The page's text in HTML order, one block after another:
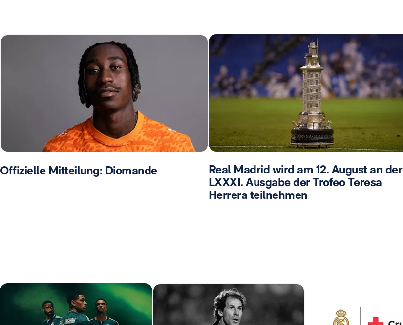
Offizielle Mitteilung: Diomande
Real Madrid wird am 12. August an der
LXXXI. Ausgabe der Trofeo Teresa
Herrera teilnehmen